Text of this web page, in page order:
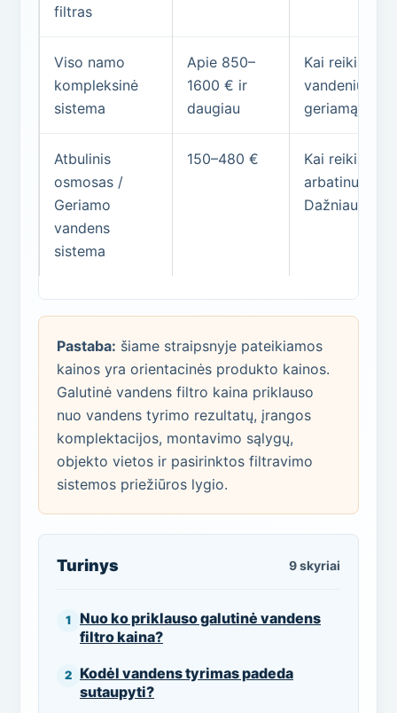
filtras
Viso namo
kompleksinė
sistema
Apie 850–
1600 € ir
daugiau
Kai reikia
vandeniui,
geriamąjį
Atbulinis
osmosas /
Geriamo
vandens
sistema
150–480 €
Kai reikia
arbatinukui,
Dažniausiai
Pastaba: šiame straipsnyje pateikiamos
kainos yra orientacinės produkto kainos.
Galutinė vandens filtro kaina priklauso
nuo vandens tyrimo rezultatų, įrangos
komplektacijos, montavimo sąlygų,
objekto vietos ir pasirinktos filtravimo
sistemos priežiūros lygio.
Turinys 9 skyriai
Nuo ko priklauso galutinė vandens
filtro kaina?
Kodėl vandens tyrimas padeda
sutaupyti?